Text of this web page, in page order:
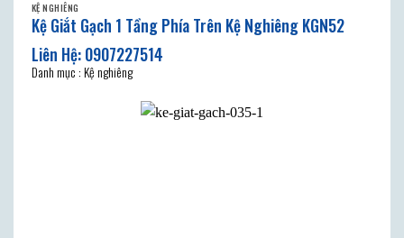
KỆ NGHIÊNG
Kệ Giắt Gạch 1 Tầng Phía Trên Kệ Nghiêng KGN52
Danh mục : Kệ nghiêng